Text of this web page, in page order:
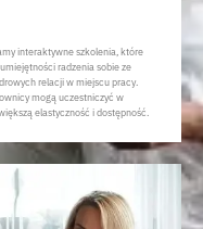
podczas
Pokaż szczegóły
interaktywne szkolenia, które
radzenia sobie ze
relacji w miejscu pracy.
mogą uczestniczyć w
elastyczność i dostępność.